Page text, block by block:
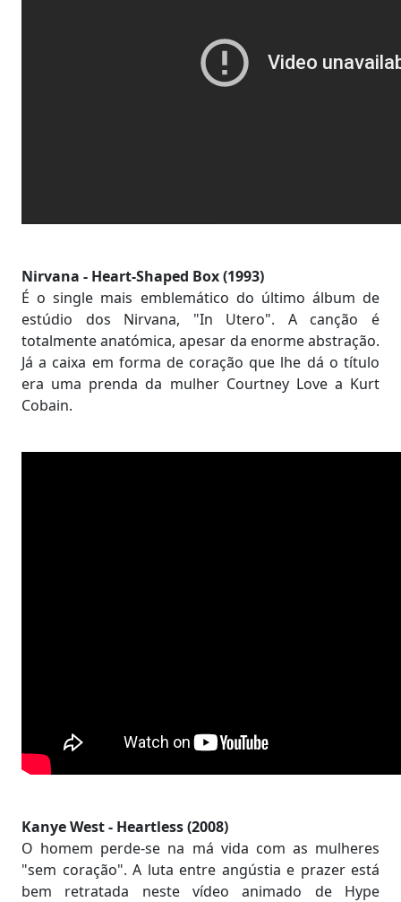
Nirvana - Heart-Shaped Box (1993)
É o single mais emblemático do último álbum de
estúdio dos Nirvana, "In Utero". A canção é
totalmente anatómica, apesar da enorme abstração.
Já a caixa em forma de coração que lhe dá o título
era uma prenda da mulher Courtney Love a Kurt
Cobain.
Kanye West - Heartless (2008)
O homem perde-se na má vida com as mulheres
"sem coração". A luta entre angústia e prazer está
bem retratada neste vídeo animado de Hype